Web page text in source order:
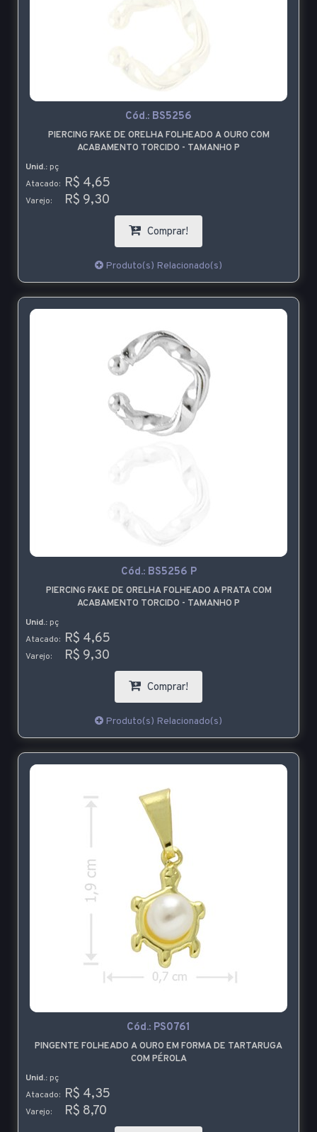
Cód.: BS5256
PIERCING FAKE DE ORELHA FOLHEADO A OURO COM
ACABAMENTO TORCIDO - TAMANHO P
Unid.: pç
Atacado: R$ 4,65
Varejo: R$ 9,30
Comprar!
Produto(s) Relacionado(s)
Cód.: BS5256 P
PIERCING FAKE DE ORELHA FOLHEADO A PRATA COM
ACABAMENTO TORCIDO - TAMANHO P
Unid.: pç
Atacado: R$ 4,65
Varejo: R$ 9,30
Comprar!
Produto(s) Relacionado(s)
Cód.: PS0761
PINGENTE FOLHEADO A OURO EM FORMA DE TARTARUGA
COM PÉROLA
Unid.: pç
Atacado: R$ 4,35
Varejo: R$ 8,70